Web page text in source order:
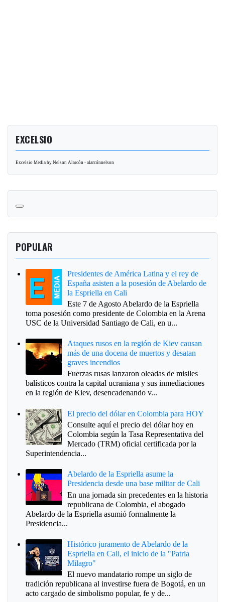
EXCELSIO
Excelsio Media by Nelson Alarcón - alarcónnelson
POPULAR
Presidentes de América Latina y el rey de
España asisten a la posesión de Abelardo de
la Espriella en Cali
Este 7 de Agosto Abelardo de la Espriella
toma posesión como presidente de Colombia en la Arena
USC de la Universidad Santiago de Cali, en u...
Ataques rusos en la región de Kiev causan
más de una docena de muertos y desatan
graves incendios
Fuerzas rusas lanzaron oleadas de misiles
balísticos contra la capital ucraniana y sus inmediaciones
en la región de Kiev, desencadenando v...
El precio del dólar en Colombia para HOY
Consulte aquí el precio del dólar hoy en
Colombia según la Tasa Representativa del
Mercado (TRM) oficial certificada por la
Superintendencia...
Abelardo de la Espriella asume la
Presidencia desde una base militar de Cali
En una jornada sin precedentes en la historia
republicana de Colombia, el abogado
Abelardo de la Espriella asumió formalmente la
Presidencia...
Histórico juramento de Abelardo de la
Espriella en Cali, el inicio de la "Patria
Milagro"
El nuevo mandatario rompe un siglo de
tradición republicana al investirse fuera de Bogotá, en un
acto cargado de simbolismo popular, fe y de...